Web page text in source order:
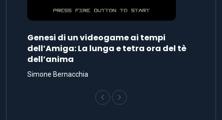
Genesi di un videogame ai tempi
dell’Amiga: La lunga e tetra ora del tè
dell’anima
Simone Bernacchia